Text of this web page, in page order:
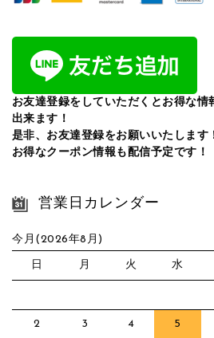
お友達登録をしていただくとお得な情
出来ます！
是非、お友達登録をお願いいたします
お得なクーポン情報も配信予定です！
営業日カレンダー
今月(2026年8月)
日 月 火 水
2 3 4 5